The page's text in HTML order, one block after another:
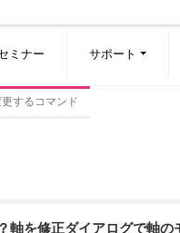
ミナー サポート
するコマンド
を修正ダイアログで軸